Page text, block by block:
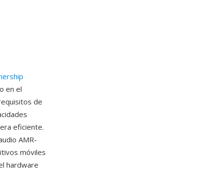
en el
de
eficiente.
AMR-
móviles
hardware